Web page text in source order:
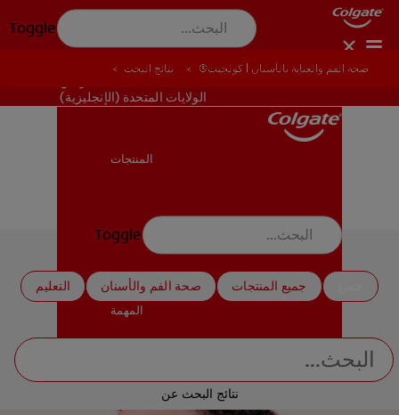
Toggle
الولايات المتحدة (الإنجليزية)
المنتجات
صحة الفم والأسنان
المهمة
Toggle
صحة الفم والعناية بالأسنان | كولجيت® نتائج البحث
جميع المنتجات صحة الفم والأسنان التعليم
نتائج البحث عن